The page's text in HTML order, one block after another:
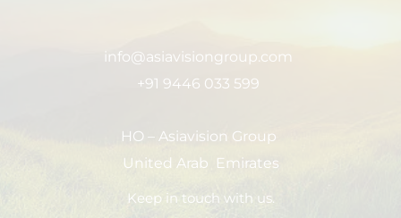
info@asiavisiongroup.com
+91 9446 033 599
HO – Asiavision Group
United Arab Emirates
Keep in touch with us.